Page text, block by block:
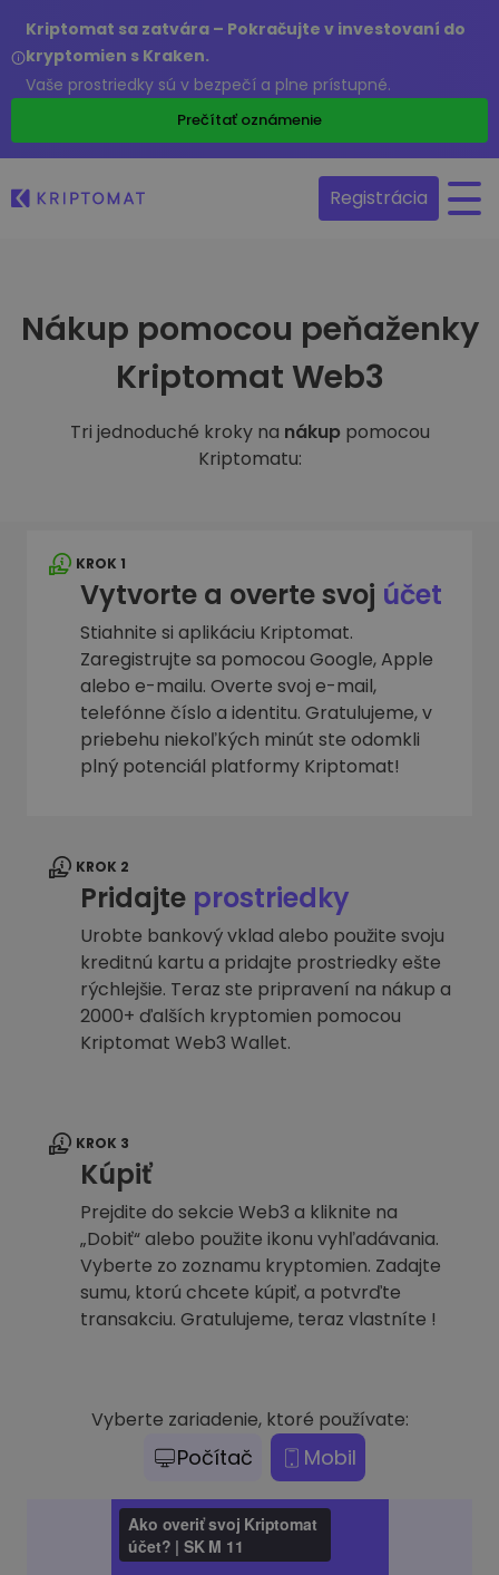
Kriptomat sa zatvára – Pokračujte v investovaní do
kryptomien s Kraken.
Vaše prostriedky sú v bezpečí a plne prístupné.
Prečítať oznámenie
Registrácia
Nákup pomocou peňaženky
Kriptomat Web3
Tri jednoduché kroky na nákup pomocou
Kriptomatu:
KROK 1
Vytvorte a overte svoj účet
Stiahnite si aplikáciu Kriptomat.
Zaregistrujte sa pomocou Google, Apple
alebo e-mailu. Overte svoj e-mail,
telefónne číslo a identitu. Gratulujeme, v
priebehu niekoľkých minút ste odomkli
plný potenciál platformy Kriptomat!
KROK 2
Pridajte prostriedky
Urobte bankový vklad alebo použite svoju
kreditnú kartu a pridajte prostriedky ešte
rýchlejšie. Teraz ste pripravení na nákup a
2000+ ďalších kryptomien pomocou
Kriptomat Web3 Wallet.
KROK 3
Kúpiť
Prejdite do sekcie Web3 a kliknite na
„Dobiť“ alebo použite ikonu vyhľadávania.
Vyberte zo zoznamu kryptomien. Zadajte
sumu, ktorú chcete kúpiť, a potvrďte
transakciu. Gratulujeme, teraz vlastníte !
Vyberte zariadenie, ktoré používate:
Počítač Mobil